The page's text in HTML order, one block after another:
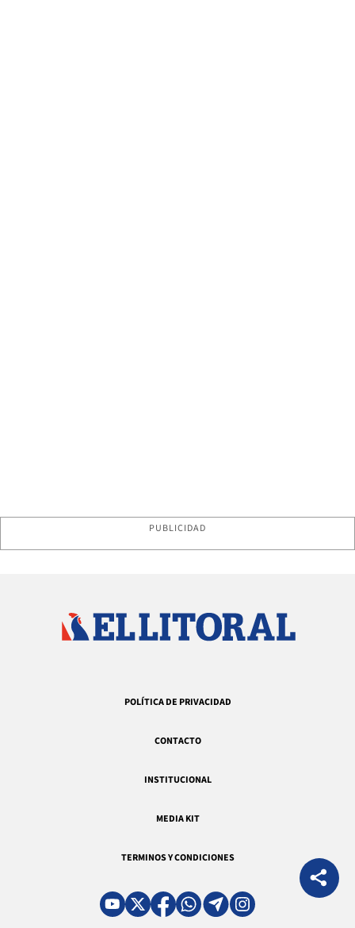
PUBLICIDAD
POLÍTICA DE PRIVACIDAD
CONTACTO
INSTITUCIONAL
MEDIA KIT
TERMINOS Y CONDICIONES